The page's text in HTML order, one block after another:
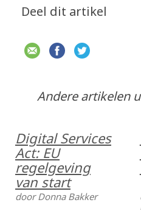
Deel dit artikel
Andere artikelen
Digital Services
Act: EU
regelgeving
van start
door Donna Bakker